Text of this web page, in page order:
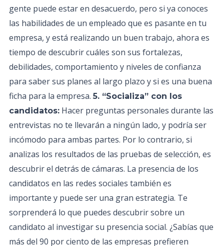
gente puede estar en desacuerdo, pero si ya conoces
las habilidades de un empleado que es pasante en tu
empresa, y está realizando un buen trabajo, ahora es
tiempo de descubrir cuáles son sus fortalezas,
debilidades, comportamiento y niveles de confianza
para saber sus planes al largo plazo y si es una buena
ficha para la empresa.5. “Socializa” con los
candidatos: Hacer preguntas personales durante las
entrevistas no te llevarán a ningún lado, y podría ser
incómodo para ambas partes. Por lo contrario, si
analizas los resultados de las pruebas de selección, es
descubrir el detrás de cámaras. La presencia de los
candidatos en las redes sociales también es
importante y puede ser una gran estrategia. Te
sorprenderá lo que puedes descubrir sobre un
candidato al investigar su presencia social. ¿Sabías que
más del 90 por ciento de las empresas prefieren